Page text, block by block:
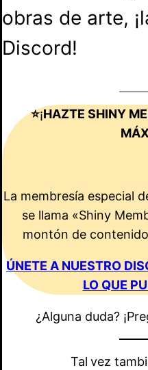
obras de arte,
Discord!
⭐¡HAZTE SHINY
La membresía especial
se llama «Shiny
montón de
ÚNETE A NUESTRO
LO QUE
¿Alguna duda?
Tal vez